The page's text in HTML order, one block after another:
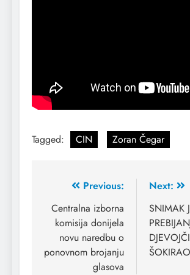
Tagged: CIN Zoran Čegar
Previous:
Centralna izborna
komisija donijela
novu naredbu o
ponovnom brojanju
glasova
Next:
SNIMAK